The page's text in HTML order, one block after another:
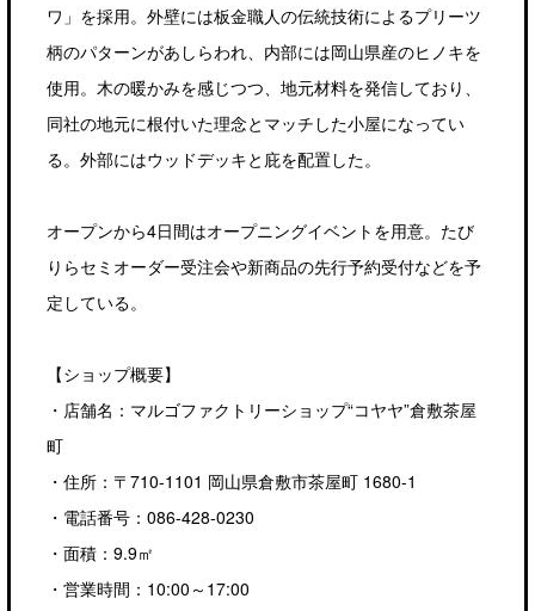
ワ」を採用。外壁には板金職人の伝統技術によるプリーツ
柄のパターンがあしらわれ、内部には岡山県産のヒノキを
使用。木の暖かみを感じつつ、地元材料を発信しており、
同社の地元に根付いた理念とマッチした小屋になってい
る。外部にはウッドデッキと庇を配置した。
オープンから4日間はオープニングイベントを用意。たび
りらセミオーダー受注会や新商品の先行予約受付などを予
定している。
【ショップ概要】
・店舗名：マルゴファクトリーショップ“コヤヤ”倉敷茶屋
町
・住所：〒710-1101 岡山県倉敷市茶屋町 1680-1
・電話番号：086-428-0230
・面積：9.9㎡
・営業時間：10:00～17:00